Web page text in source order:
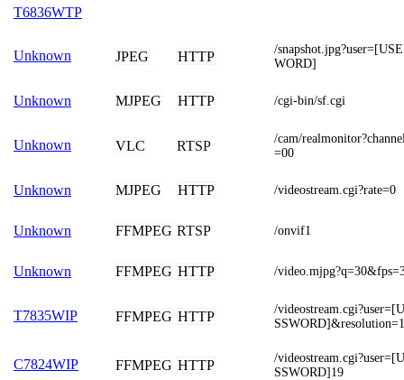
T6836WTP
Unknown JPEG HTTP
/
WORD]
Unknown MJPEG HTTP /cgi-bin/sf.cgi
Unknown VLC RTSP
/cam/
=00
Unknown MJPEG HTTP /videostream.cgi?rate=0
Unknown FFMPEG RTSP /onvif1
Unknown FFMPEG HTTP /
T7835WIP FFMPEG HTTP
/
C7824WIP FFMPEG HTTP
/
SSWORD]19